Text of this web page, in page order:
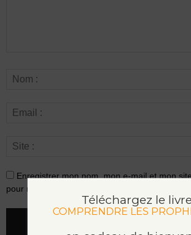
Enregistrer mon nom, mon e-mail et mon
pour mon prochain commentaire.
Téléchargez le livre
COMPRENDRE LES